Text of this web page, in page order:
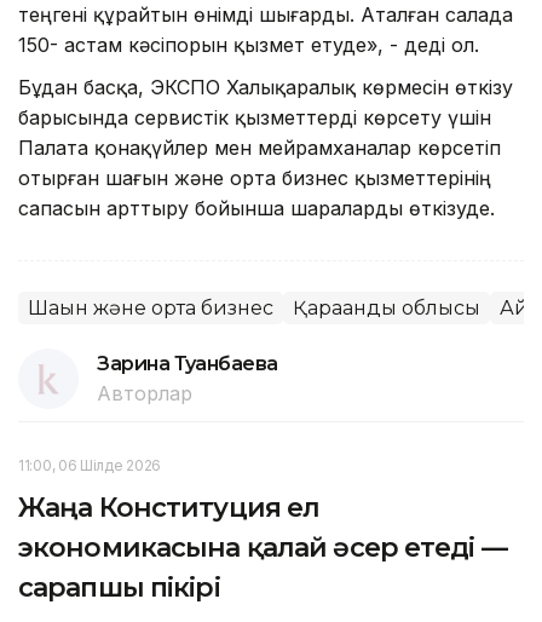
теңгені құрайтын өнімді шығарды. Аталған салада
150- астам кәсіпорын қызмет етуде», - деді ол.
Бұдан басқа, ЭКСПО Халықаралық көрмесін өткізу
барысында сервистік қызметтерді көрсету үшін
Палата қонақүйлер мен мейрамханалар көрсетіп
отырған шағын және орта бизнес қызметтерінің
сапасын арттыру бойынша шараларды өткізуде.
Шағын және орта бизнес Қарағанды облысы
Зарина Туғанбаева
Авторлар
11:00, 06 Шілде 2026
Жаңа Конституция ел
экономикасына қалай әсер етеді —
сарапшы пікірі